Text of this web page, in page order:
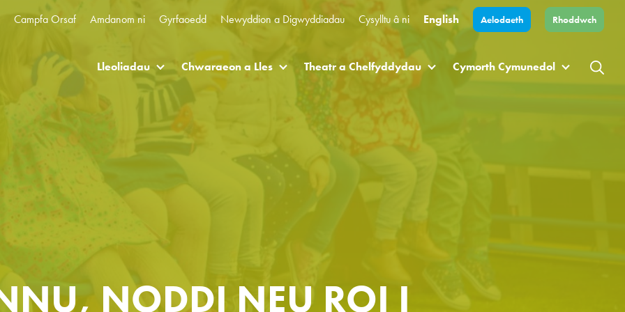
Campfa Orsaf Amdanom ni Gyrfaoedd Newyddion a Digwyddiadau Cysylltu â ni English Aelodaeth Rhoddwch
Lleoliadau Chwaraeon a Lles Theatr a Chelfyddydau Cymorth Cymunedol
NODDI NEU ROI I